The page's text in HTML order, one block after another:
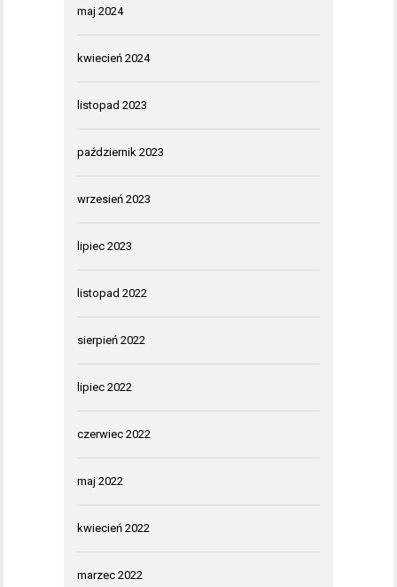
maj 2024
kwiecień 2024
listopad 2023
październik 2023
wrzesień 2023
lipiec 2023
listopad 2022
sierpień 2022
lipiec 2022
czerwiec 2022
maj 2022
kwiecień 2022
marzec 2022